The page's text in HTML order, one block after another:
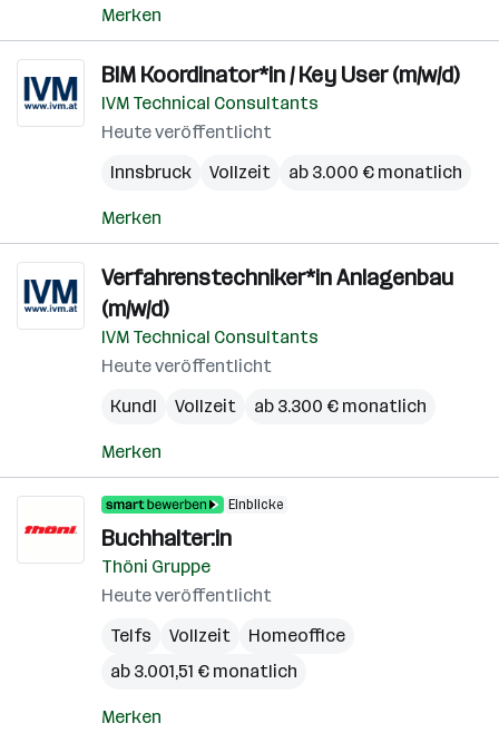
Merken
BIM Koordinator*in / Key User (m/w/d)
IVM Technical Consultants
Heute veröffentlicht
Innsbruck
Vollzeit ab 3.000 € monatlich
Merken
Verfahrenstechniker*in Anlagenbau
(m/w/d)
IVM Technical Consultants
Heute veröffentlicht
Kundl
Vollzeit ab 3.300 € monatlich
Merken
Einblicke
Buchhalter:in
Thöni Gruppe
Heute veröffentlicht
Telfs
Vollzeit
Homeoffice
ab 3.001,51 € monatlich
Merken